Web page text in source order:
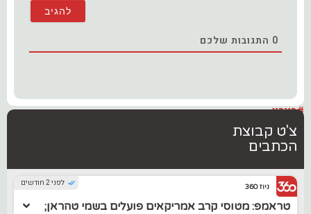
0 התגובות שלכם
#בארץ
צ'ט קבוצת
הכתבים
לפני 2 חודשים ניוז 360
טראמפ: מטוסי קרב אמריקאים פועלים בשמי טהראן;